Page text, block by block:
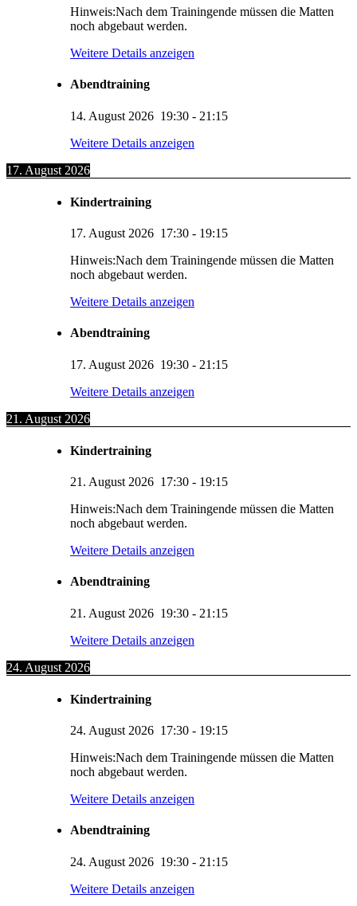
Hinweis:Nach dem Trainingende müssen die Matten
noch abgebaut werden.
Weitere Details anzeigen
Abendtraining
14. August 2026 19:30 - 21:15
Weitere Details anzeigen
17. August 2026
Kindertraining
17. August 2026 17:30 - 19:15
Hinweis:Nach dem Trainingende müssen die Matten
noch abgebaut werden.
Weitere Details anzeigen
Abendtraining
17. August 2026 19:30 - 21:15
Weitere Details anzeigen
21. August 2026
Kindertraining
21. August 2026 17:30 - 19:15
Hinweis:Nach dem Trainingende müssen die Matten
noch abgebaut werden.
Weitere Details anzeigen
Abendtraining
21. August 2026 19:30 - 21:15
Weitere Details anzeigen
24. August 2026
Kindertraining
24. August 2026 17:30 - 19:15
Hinweis:Nach dem Trainingende müssen die Matten
noch abgebaut werden.
Weitere Details anzeigen
Abendtraining
24. August 2026 19:30 - 21:15
Weitere Details anzeigen